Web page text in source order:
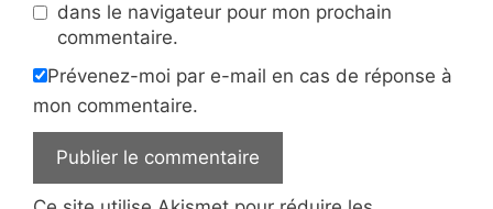
dans le navigateur pour mon prochain
commentaire.
Prévenez-moi par e-mail en cas de réponse à
mon commentaire.